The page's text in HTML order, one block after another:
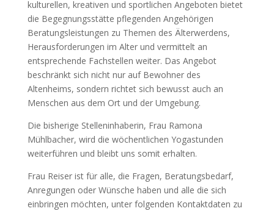
kulturellen, kreativen und sportlichen Angeboten bietet
die Begegnungsstätte pflegenden Angehörigen
Beratungsleistungen zu Themen des Älterwerdens,
Herausforderungen im Alter und vermittelt an
entsprechende Fachstellen weiter. Das Angebot
beschränkt sich nicht nur auf Bewohner des
Altenheims, sondern richtet sich bewusst auch an
Menschen aus dem Ort und der Umgebung.
Die bisherige Stelleninhaberin, Frau Ramona
Mühlbacher, wird die wöchentlichen Yogastunden
weiterführen und bleibt uns somit erhalten.
Frau Reiser ist für alle, die Fragen, Beratungsbedarf,
Anregungen oder Wünsche haben und alle die sich
einbringen möchten, unter folgenden Kontaktdaten zu